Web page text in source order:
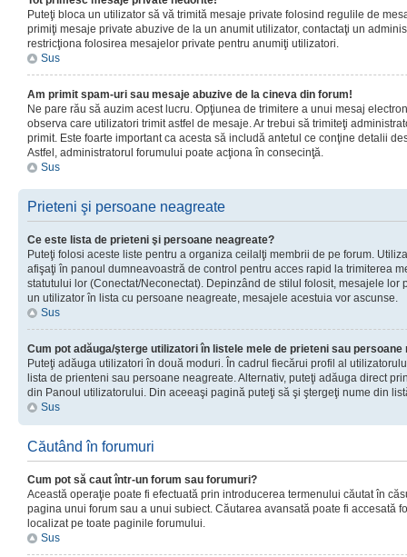
Puteţi bloca un utilizator să vă trimită mesaje private folosind regulile de
primiţi mesaje private abuzive de la un anumit utilizator, contactaţi un
restricţiona folosirea mesajelor private pentru anumiţi utilizatori.
Sus
Am primit spam-uri sau mesaje abuzive de la cineva din forum!
Ne pare rău să auzim acest lucru. Opţiunea de trimitere a unui mesaj
observa care utilizatori trimit astfel de mesaje. Ar trebui să trimiteţi
primit. Este foarte important ca acesta să includă antetul ce conţine detalii
Astfel, administratorul forumului poate acţiona în consecinţă.
Sus
Prieteni şi persoane neagreate
Ce este lista de prieteni şi persoane neagreate?
Puteţi folosi aceste liste pentru a organiza ceilalţi membrii de pe forum.
afişaţi în panoul dumneavoastră de control pentru acces rapid la trimiterea
statutului lor (Conectat/Neconectat). Depinzând de stilul folosit, mesajele lor
un utilizator în lista cu persoane neagreate, mesajele acestuia vor ascunse.
Sus
Cum pot adăuga/şterge utilizatori în listele mele de prieteni sau persoane
Puteţi adăuga utilizatori în două moduri. În cadrul fiecărui profil al
lista de prienteni sau persoane neagreate. Alternativ, puteţi adăuga direct
din Panoul utilizatorului. Din aceeaşi pagină puteţi să şi ştergeţi nume din
Sus
Căutând în forumuri
Cum pot să caut într-un forum sau forumuri?
Această operaţie poate fi efectuată prin introducerea termenului căutat în
pagina unui forum sau a unui subiect. Căutarea avansată poate fi accesată
localizat pe toate paginile forumului.
Sus